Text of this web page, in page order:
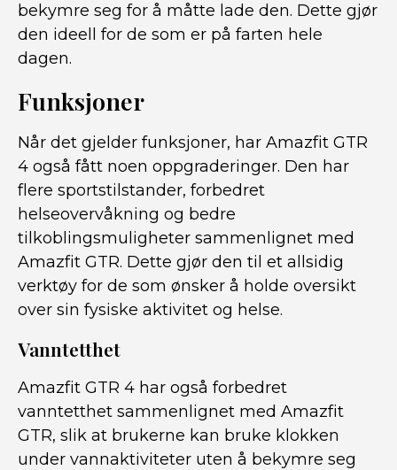
bekymre seg for å måtte lade den. Dette gjør
den ideell for de som er på farten hele
dagen.
Funksjoner
Når det gjelder funksjoner, har Amazfit GTR
4 også fått noen oppgraderinger. Den har
flere sportstilstander, forbedret
helseovervåkning og bedre
tilkoblingsmuligheter sammenlignet med
Amazfit GTR. Dette gjør den til et allsidig
verktøy for de som ønsker å holde oversikt
over sin fysiske aktivitet og helse.
Vanntetthet
Amazfit GTR 4 har også forbedret
vanntetthet sammenlignet med Amazfit
GTR, slik at brukerne kan bruke klokken
under vannaktiviteter uten å bekymre seg